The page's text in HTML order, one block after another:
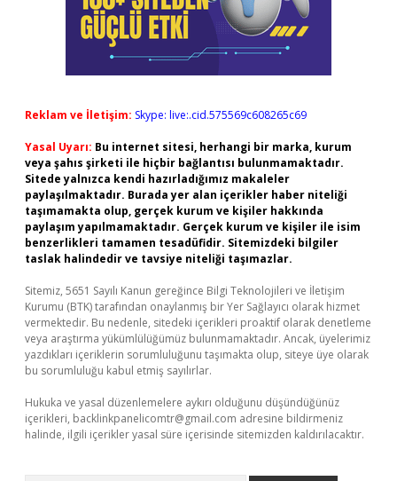
Reklam ve İletişim: Skype: live:.cid.575569c608265c69
Yasal Uyarı: Bu internet sitesi, herhangi bir marka, kurum
veya şahıs şirketi ile hiçbir bağlantısı bulunmamaktadır.
Sitede yalnızca kendi hazırladığımız makaleler
paylaşılmaktadır. Burada yer alan içerikler haber niteliği
taşımamakta olup, gerçek kurum ve kişiler hakkında
paylaşım yapılmamaktadır. Gerçek kurum ve kişiler ile isim
benzerlikleri tamamen tesadüfidir. Sitemizdeki bilgiler
taslak halindedir ve tavsiye niteliği taşımazlar.
Sitemiz, 5651 Sayılı Kanun gereğince Bilgi Teknolojileri ve İletişim
Kurumu (BTK) tarafından onaylanmış bir Yer Sağlayıcı olarak hizmet
vermektedir. Bu nedenle, sitedeki içerikleri proaktif olarak denetleme
veya araştırma yükümlülüğümüz bulunmamaktadır. Ancak, üyelerimiz
yazdıkları içeriklerin sorumluluğunu taşımakta olup, siteye üye olarak
bu sorumluluğu kabul etmiş sayılırlar.
Hukuka ve yasal düzenlemelere aykırı olduğunu düşündüğünüz
içerikleri, backlinkpanelicomtr@gmail.com adresine bildirmeniz
halinde, ilgili içerikler yasal süre içerisinde sitemizden kaldırılacaktır.